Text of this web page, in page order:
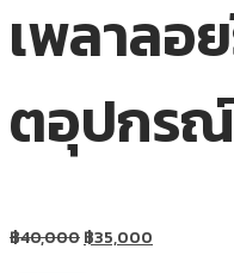
เพลาลอ
ตอุปกรณ์
฿40,000฿35,000